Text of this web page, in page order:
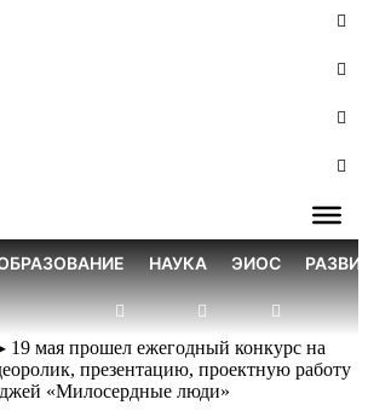
НАУКА ЭИОС
19 мая прошел ежегодный конкурс на
презентацию, проектную работу
«Милосердные люди»